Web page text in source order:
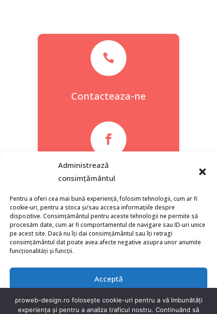
Administrează
consimțământul
Pentru a oferi cea mai bună experiență, folosim tehnologii, cum ar fi
cookie-uri, pentru a stoca și/sau accesa informațiile despre
dispozitive. Consimțământul pentru aceste tehnologii ne permite să
procesăm date, cum ar fi comportamentul de navigare sau ID-uri unice
pe acest site. Dacă nu îți dai consimțământul sau îți retragi
consimțământul dat poate avea afecte negative asupra unor anumite
funcționalități și funcții.
Acceptă
Refuză

Contacteaza-ne

Facebook
proweb-design.ro folosește cookie-uri pentru a vă îmbunătăți
experiența și pentru a analiza traficul nostru. Continuând să